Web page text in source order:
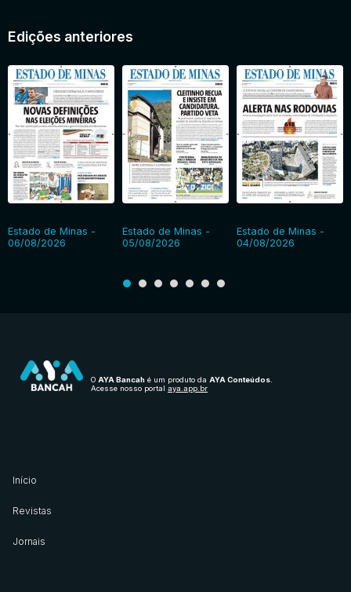
Edições anteriores
Estado de Minas -
06/08/2026
Estado de Minas -
05/08/2026
Estado de Minas -
04/08/2026
O AYA Bancah é um produto da AYA Conteúdos
Acesse nosso portal aya.app.br
Início
Revistas
Jornais